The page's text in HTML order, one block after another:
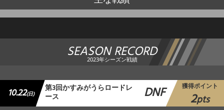
SEASON RECORD
2023年シーズン戦績
10.22(日) 第3回かすみがうらロードレ
ース DNF 獲得ポイント
2pts